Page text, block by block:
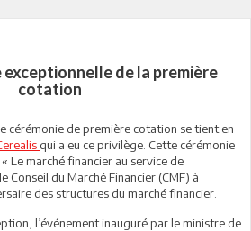
exceptionnelle de la première
cotation
cérémonie de première cotation se tient en
qui a eu ce privilège. Cette cérémonie
Le marché financier au service de
Conseil du Marché Financier (CMF) à
des structures du marché financier.
l’événement inauguré par le ministre de